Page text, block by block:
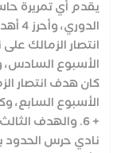
كان هدف انتصار
+ 6. والهدف